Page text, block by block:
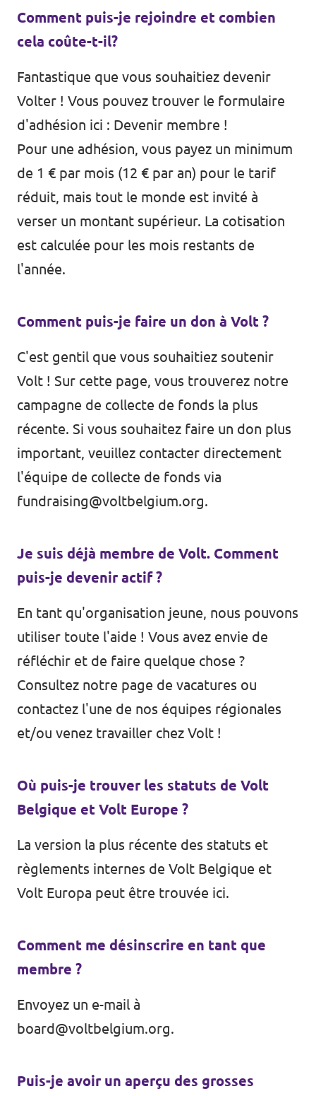
Comment puis-je rejoindre et combien
cela coûte-t-il?
Fantastique que vous souhaitiez devenir
Volter ! Vous pouvez trouver le formulaire
d'adhésion ici : Devenir membre !
Pour une adhésion, vous payez un minimum
de 1 € par mois (12 € par an) pour le tarif
réduit, mais tout le monde est invité à
verser un montant supérieur. La cotisation
est calculée pour les mois restants de
l'année.
Comment puis-je faire un don à Volt ?
C'est gentil que vous souhaitiez soutenir
Volt ! Sur cette page, vous trouverez notre
campagne de collecte de fonds la plus
récente. Si vous souhaitez faire un don plus
important, veuillez contacter directement
l'équipe de collecte de fonds via
fundraising@voltbelgium.org.
Je suis déjà membre de Volt. Comment
puis-je devenir actif ?
En tant qu'organisation jeune, nous pouvons
utiliser toute l'aide ! Vous avez envie de
réfléchir et de faire quelque chose ?
Consultez notre page de vacatures ou
contactez l'une de nos équipes régionales
et/ou venez travailler chez Volt !
Où puis-je trouver les statuts de Volt
Belgique et Volt Europe ?
La version la plus récente des statuts et
règlements internes de Volt Belgique et
Volt Europa peut être trouvée ici.
Comment me désinscrire en tant que
membre ?
Envoyez un e-mail à
board@voltbelgium.org.
Puis-je avoir un aperçu des grosses